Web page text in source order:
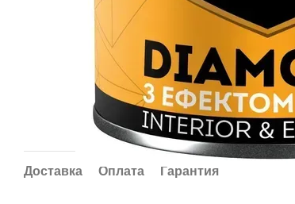
Доставка Оплата Гарантия